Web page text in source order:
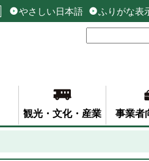
やさしい日本語 ふりがな表
観光・文化・産業 事業者